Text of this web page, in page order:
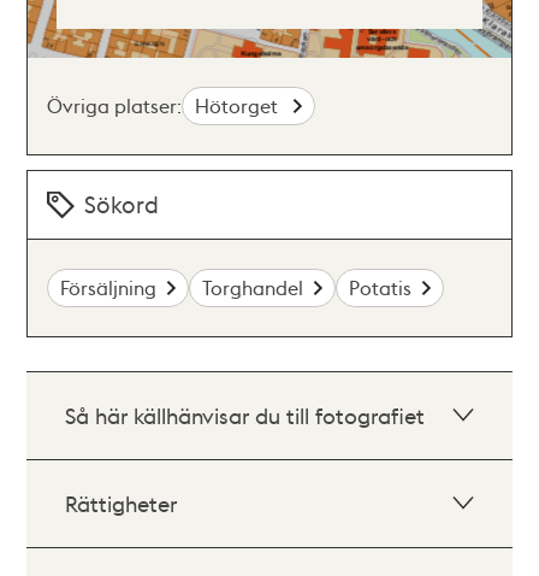
Övriga platser: Hötorget
Sökord
Försäljning Torghandel Potatis
Så här källhänvisar du till fotografiet
Rättigheter